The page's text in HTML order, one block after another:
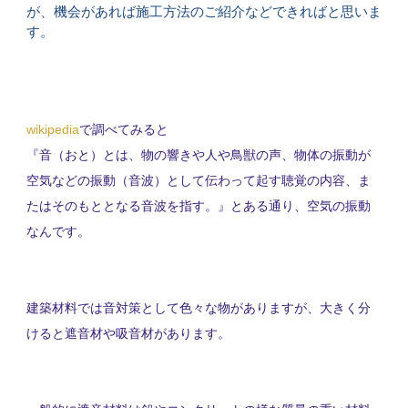
が、機会があれば施工方法のご紹介などできればと思いま
す。
wikipediaで調べてみると
『音 （おと ） とは 、物の響きや人や鳥獣の声、物体の振動が
空気などの振動（音波）として伝わって起す聴覚の内容、ま
たはそのも とと なる音波を指す。 』
とある通り、空気の振動
なんです。
建築材料では音対策として色々な物がありますが、大きく分
けると遮音材や吸音材があります。